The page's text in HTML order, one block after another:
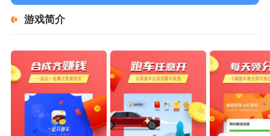
游戏简介